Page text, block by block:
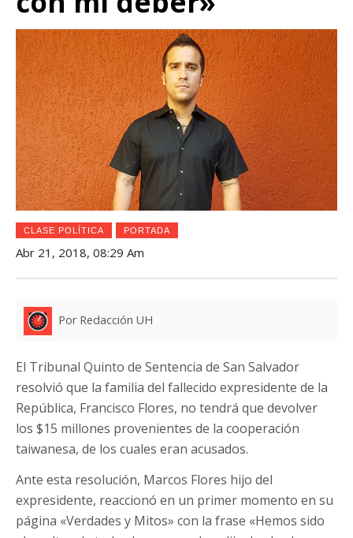
CLASE POLÍTICA PORTADA
Abr 21, 2018, 08:29 Am
Por Redacción UH
El Tribunal Quinto de Sentencia de San Salvador
resolvió que la familia del fallecido expresidente de la
República, Francisco Flores, no tendrá que devolver
los $15 millones provenientes de la cooperación
taiwanesa, de los cuales eran acusados.
Ante esta resolución, Marcos Flores hijo del
expresidente, reaccionó en un primer momento en su
página «Verdades y Mitos» con la frase «Hemos sido